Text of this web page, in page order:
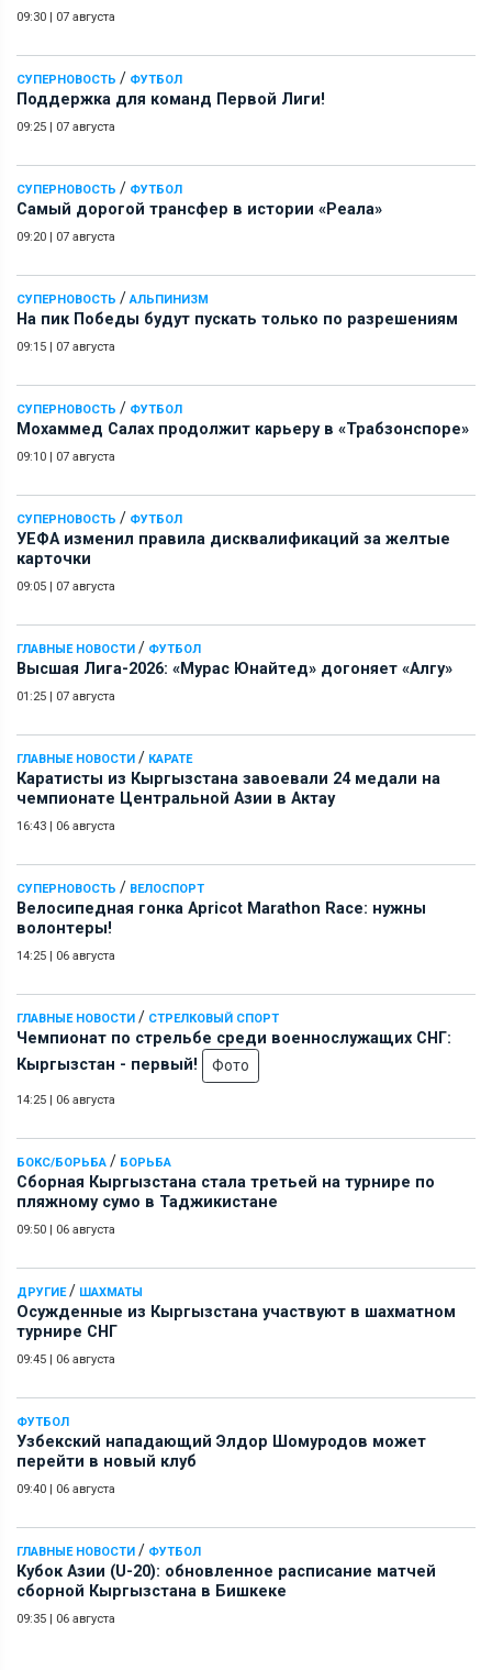
09:30 | 07 августа
СУПЕРНОВОСТЬ / ФУТБОЛ
Поддержка для команд Первой Лиги!
09:25 | 07 августа
СУПЕРНОВОСТЬ / ФУТБОЛ
Самый дорогой трансфер в истории «Реала»
09:20 | 07 августа
СУПЕРНОВОСТЬ / АЛЬПИНИЗМ
На пик Победы будут пускать только по разрешениям
09:15 | 07 августа
СУПЕРНОВОСТЬ / ФУТБОЛ
Мохаммед Салах продолжит карьеру в «Трабзонспоре»
09:10 | 07 августа
СУПЕРНОВОСТЬ / ФУТБОЛ
УЕФА изменил правила дисквалификаций за желтые
карточки
09:05 | 07 августа
ГЛАВНЫЕ НОВОСТИ / ФУТБОЛ
Высшая Лига-2026: «Мурас Юнайтед» догоняет «Алгу»
01:25 | 07 августа
ГЛАВНЫЕ НОВОСТИ / КАРАТЕ
Каратисты из Кыргызстана завоевали 24 медали на
чемпионате Центральной Азии в Актау
16:43 | 06 августа
СУПЕРНОВОСТЬ / ВЕЛОСПОРТ
Велосипедная гонка Apricot Marathon Race: нужны
волонтеры!
14:25 | 06 августа
ГЛАВНЫЕ НОВОСТИ / СТРЕЛКОВЫЙ СПОРТ
Чемпионат по стрельбе среди военнослужащих СНГ:
Кыргызстан - первый!
Фото
14:25 | 06 августа
БОКС/БОРЬБА / БОРЬБА
Сборная Кыргызстана стала третьей на турнире по
пляжному сумо в Таджикистане
09:50 | 06 августа
ДРУГИЕ/ ШАХМАТЫ
Осужденные из Кыргызстана участвуют в шахматном
турнире СНГ
09:45 | 06 августа
ФУТБОЛ
Узбекский нападающий Элдор Шомуродов может
перейти в новый клуб
09:40 | 06 августа
ГЛАВНЫЕ НОВОСТИ / ФУТБОЛ
Кубок Азии (U-20): обновленное расписание матчей
сборной Кыргызстана в Бишкеке
09:35 | 06 августа